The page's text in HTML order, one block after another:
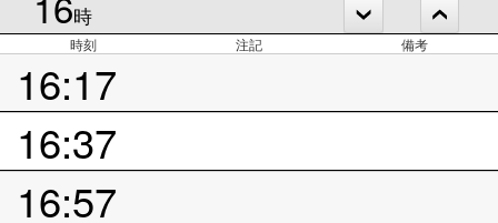
時
時刻 注記 備考
16:17
16:37
16:57